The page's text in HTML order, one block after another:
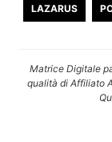
LAZARUS
Matrice Digitale
qualità di Affiliato